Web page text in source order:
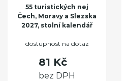
55 turistických nej
Čech, Moravy a Slezska
2027, stolní kalendář
dostupnost na dotaz
81 Kč
bez DPH